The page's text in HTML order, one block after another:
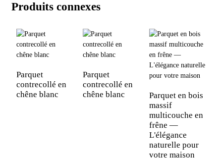
Produits connexes
Parquet
contrecollé en
chêne blanc
Parquet
contrecollé en
chêne blanc
Parquet en bois
massif
multicouche en
frêne —
L'élégance
naturelle pour
votre maison